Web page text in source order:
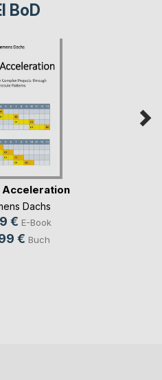
BoD
Dachs
€ E-Book
€ Buch